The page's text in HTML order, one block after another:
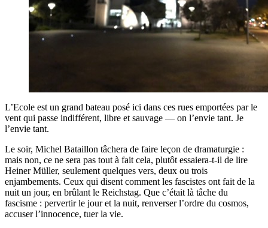
L’Ecole est un grand bateau posé ici dans ces rues emportées par le
vent qui passe indifférent, libre et sauvage — on l’envie tant. Je
l’envie tant.
Le soir, Michel Bataillon tâchera de faire leçon de dramaturgie :
mais non, ce ne sera pas tout à fait cela, plutôt essaiera-t-il de lire
Heiner Müller, seulement quelques vers, deux ou trois
enjambements. Ceux qui disent comment les fascistes ont fait de la
nuit un jour, en brûlant le Reichstag. Que c’était là tâche du
fascisme : pervertir le jour et la nuit, renverser l’ordre du cosmos,
accuser l’innocence, tuer la vie.